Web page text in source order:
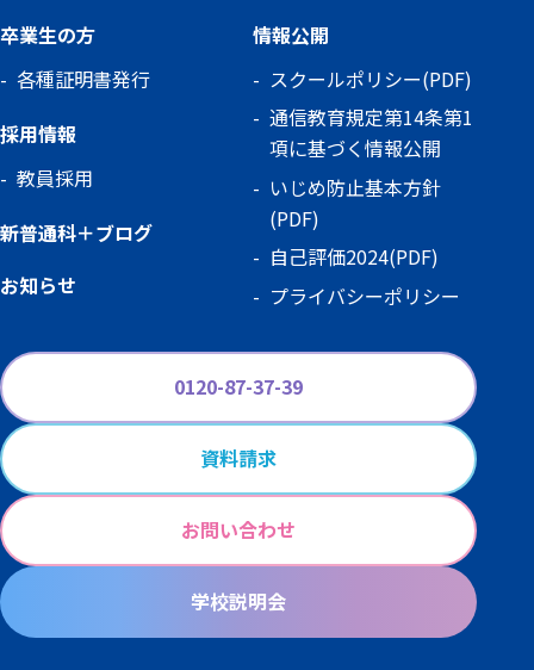
卒業生の方
各種証明書発行
採用情報
教員採用
新普通科＋ブログ
お知らせ
情報公開
スクールポリシー(PDF)
通信教育規定第14条第1
項に基づく情報公開
いじめ防止基本方針
(PDF)
自己評価2024(PDF)
プライバシーポリシー
0120-87-37-39
資料請求
お問い合わせ
学校説明会